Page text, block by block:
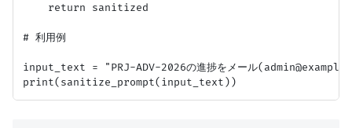
    return sanitized
# 利用例
input_text = "PRJ-ADV-2026の進捗をメール